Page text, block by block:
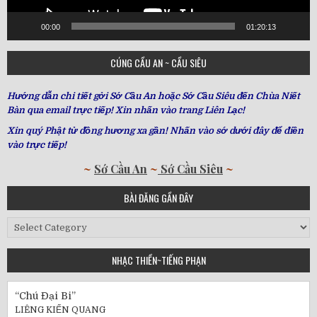
00:00 01:20:13
CÚNG CẦU AN ~ CẦU SIÊU
Hướng dẫn chi tiết gởi Sớ Cầu An hoặc Sớ Cầu Siêu đến Chùa Niết
Bàn qua email trực tiếp! Xin nhấn vào trang Liên Lạc!
Xin quý Phật tử đồng hương xa gần! Nhấn vào sớ dưới đây để điền
vào trực tiếp!
~ Sớ Cầu An ~ Sớ Cầu Siêu ~
BÀI ĐĂNG GẦN ĐÂY
Bài
Gần
NHẠC THIỀN~TIẾNG PHẠN
“Chú Đại Bi”
LIÊNG KIẾN QUANG